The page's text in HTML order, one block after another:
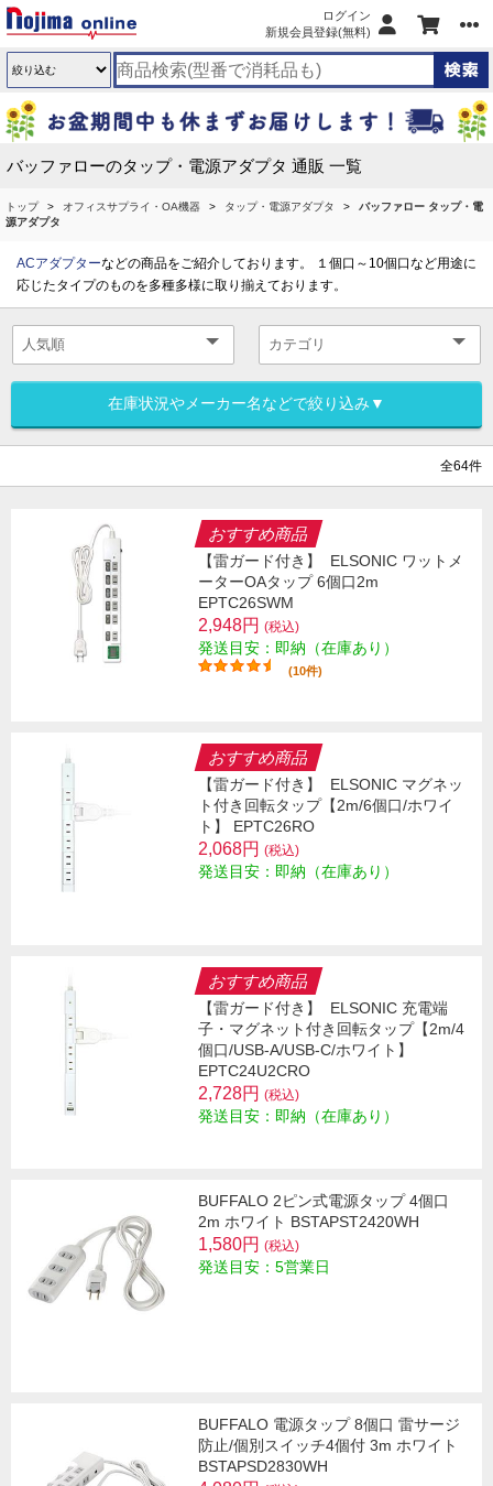
ログイン
新規会員登録(無料)
バッファローのタップ・電源アダプタ 通販 一覧
トップ オフィスサプライ・OA機器 タップ・電源アダプタ
バッファロー タップ・電
源アダプタ
ACアダプターなどの商品をご紹介しております。 １個口～10個口など用途に
応じたタイプのものを多種多様に取り揃えております。
在庫状況やメーカー名などで絞り込み▼
全64件
おすすめ商品
【雷ガード付き】
ELSONIC ワットメ
ーターOAタップ 6個口2m
EPTC26SWM
2,948円 (税込)
発送目安：即納（在庫あり）
(10件)
おすすめ商品
【雷ガード付き】
ELSONIC マグネッ
ト付き回転タップ【2m/6個口/ホワイ
ト】 EPTC26RO
2,068円 (税込)
発送目安：即納（在庫あり）
おすすめ商品
【雷ガード付き】
ELSONIC 充電端
子・マグネット付き回転タップ【2m/4
個口/USB-A/USB-C/ホワイト】
EPTC24U2CRO
2,728円 (税込)
発送目安：即納（在庫あり）
BUFFALO 2ピン式電源タップ 4個口
2m ホワイト BSTAPST2420WH
1,580円 (税込)
発送目安：5営業日
BUFFALO 電源タップ 8個口 雷サージ
防止/個別スイッチ4個付 3m ホワイト
BSTAPSD2830WH